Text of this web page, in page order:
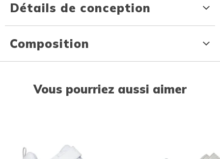
Détails de conception
Composition
Vous pourriez aussi aimer